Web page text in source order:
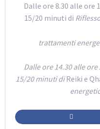
Dalle ore 8.30 alle ore
15/20 minuti di
trattamenti
Dalle ore 14.30 alle
15/20 minuti diReiki e